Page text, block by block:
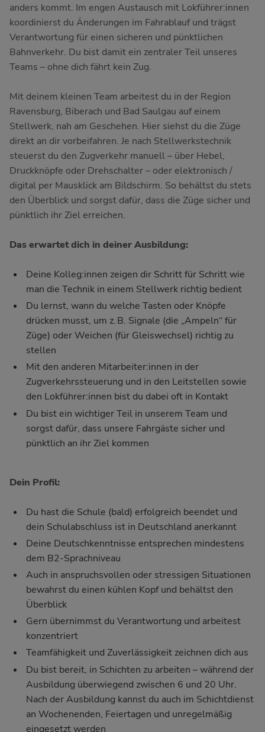
anders kommt. Im engen Austausch mit Lokführer:innen
koordinierst du Änderungen im Fahrablauf und trägst
Verantwortung für einen sicheren und pünktlichen
Bahnverkehr. Du bist damit ein zentraler Teil unseres
Teams – ohne dich fährt kein Zug.
Mit deinem kleinen Team arbeitest du in der Region
Ravensburg, Biberach und Bad Saulgau auf einem
Stellwerk, nah am Geschehen. Hier siehst du die Züge
direkt an dir vorbeifahren. Je nach Stellwerkstechnik
steuerst du den Zugverkehr manuell – über Hebel,
Druckknöpfe oder Drehschalter – oder elektronisch /
digital per Mausklick am Bildschirm. So behältst du stets
den Überblick und sorgst dafür, dass die Züge sicher und
pünktlich ihr Ziel erreichen.
Das erwartet dich in deiner Ausbildung:
Deine Kolleg:innen zeigen dir Schritt für Schritt wie
man die Technik in einem Stellwerk richtig bedient
Du lernst, wann du welche Tasten oder Knöpfe
drücken musst, um z. B. Signale (die „Ampeln“ für
Züge) oder Weichen (für Gleiswechsel) richtig zu
stellen
Mit den anderen Mitarbeiter:innen in der
Zugverkehrssteuerung und in den Leitstellen sowie
den Lokführer:innen bist du dabei oft in Kontakt
Du bist ein wichtiger Teil in unserem Team und
sorgst dafür, dass unsere Fahrgäste sicher und
pünktlich an ihr Ziel kommen
Dein Profil:
Du hast die Schule (bald) erfolgreich beendet und
dein Schulabschluss ist in Deutschland anerkannt
Deine Deutschkenntnisse entsprechen mindestens
dem B2-Sprachniveau
Auch in anspruchsvollen oder stressigen Situationen
bewahrst du einen kühlen Kopf und behältst den
Überblick
Gern übernimmst du Verantwortung und arbeitest
konzentriert
Teamfähigkeit und Zuverlässigkeit zeichnen dich aus
Du bist bereit, in Schichten zu arbeiten – während der
Ausbildung überwiegend zwischen 6 und 20 Uhr.
Nach der Ausbildung kannst du auch im Schichtdienst
an Wochenenden, Feiertagen und unregelmäßig
eingesetzt werden